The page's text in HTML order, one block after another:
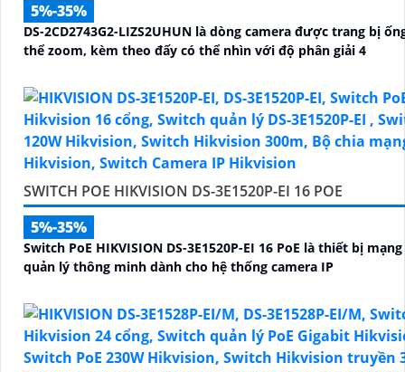
5%-35%
DS-2CD2743G2-LIZS2UHUN là dòng camera được trang bị
thể zoom, kèm theo đấy có thể nhìn với độ phân giải 4
SWITCH POE HIKVISION DS-3E1520P-EI 16 POE
5%-35%
Switch PoE HIKVISION DS-3E1520P-EI 16 PoE là thiết bị
quản lý thông minh dành cho hệ thống camera IP